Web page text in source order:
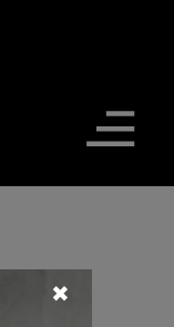
Открыть
✖